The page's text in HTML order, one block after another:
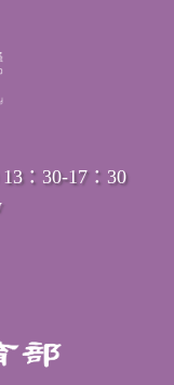
：30-17：30